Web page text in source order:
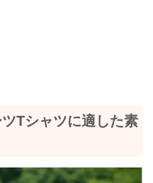
Tシャツに適した素